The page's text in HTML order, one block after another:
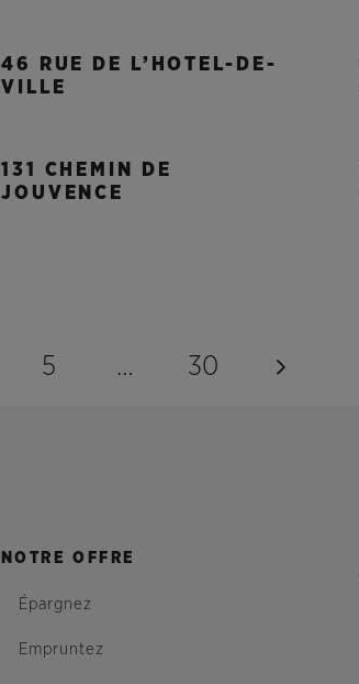
46 RUE DE L’HOTEL-DE-
VILLE
131 CHEMIN DE
JOUVENCE
5 … 30
NOTRE OFFRE
Épargnez
Empruntez